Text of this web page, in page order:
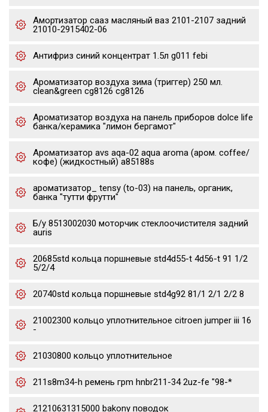
Амортизатор сааз масляный ваз 2101-2107 задний
21010-2915402-06
Антифриз синий концентрат 1.5л g011 febi
Ароматизатор воздуха зима (триггер) 250 мл.
clean&green cg8126 cg8126
Ароматизатор воздуха на панель приборов dolce life
банка/керамика "лимон бергамот"
Ароматизатор avs aqa-02 aqua aroma (аром. coffee/
кофе) (жидкостный) a85188s
ароматизатор_ tensy (to-03) на панель, органик,
банка "тутти фрутти"
Б/у 8513002030 моторчик стеклоочистителя задний
auris
20685std кольца поршневые std4d55-t 4d56-t 91 1/2
5/2/4
20740std кольца поршневые std4g92 81/1 2/1 2/2 8
21002300 кольцо уплотнительное citroen jumper iii 16
-
21030800 кольцо уплотнительное
211s8m34-h ремень грm hnbr211-34 2uz-fe "98-*
21210631315000 bakony поводок